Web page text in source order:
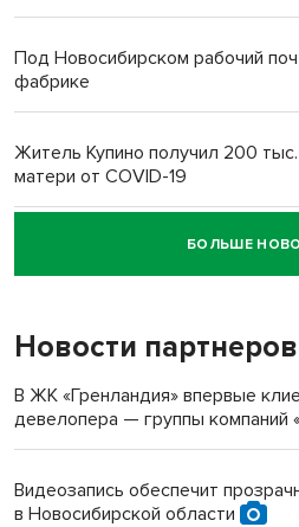
Под Новосибирском рабочий
фабрике
Житель Купино получил 200
матери от COVID-19
Новосибирский суд наказал
пенсионерки на вокзале
БОЛЬШЕ
Новости партнеров
В ЖК «Гренландия» впервые
девелопера — группы
Видеозапись обеспечит
в Новосибирской области